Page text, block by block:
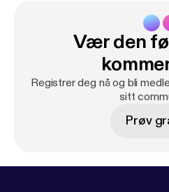
Vær den
Registrer deg nå og bli
sitt
Prøv